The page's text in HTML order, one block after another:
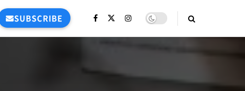
SUBSCRIBE